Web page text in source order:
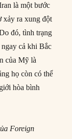
là một bước
xảy ra xung đột
đó, tình trạng
cả khi Bắc
của Mỹ là
họ còn có thể
hòa bình
Foreign